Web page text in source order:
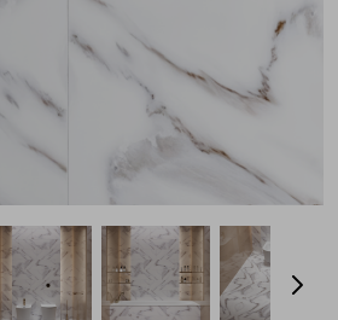
imageView larger imageView larger image